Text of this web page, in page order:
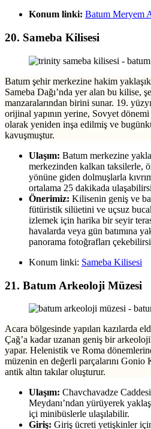
Konum linki: Batum Meryem
20. Sameba Kilisesi
Batum şehir merkezine hakim
Sameba Dağı’nda yer alan bu kilise,
manzaralarından birini sunar. 19.
orijinal yapının yerine, Sovyet dönemi
olarak yeniden inşa edilmiş ve
kavuşmuştur.
Ulaşım: Batum merkezine
merkezinden kalkan taksilerle,
yönüne giden dolmuşlarla
ortalama 25 dakikada
Önerimiz: Kilisenin geniş ve
fütüristik silüetini ve uçsuz
izlemek için harika bir seyir
havalarda veya gün batımına
panorama fotoğrafları
Konum linki: Sameba Kilisesi
21. Batum Arkeoloji Müzesi
Acara bölgesinde yapılan kazılarda
Çağ’a kadar uzanan geniş bir
yapar. Helenistik ve Roma
müzenin en değerli parçalarını Gonio
antik altın takılar oluşturur.
Ulaşım: Chavchavadze
Meydanı’ndan yürüyerek
içi minibüslerle ulaşılabilir.
Giriş: Giriş ücreti yetişkinler